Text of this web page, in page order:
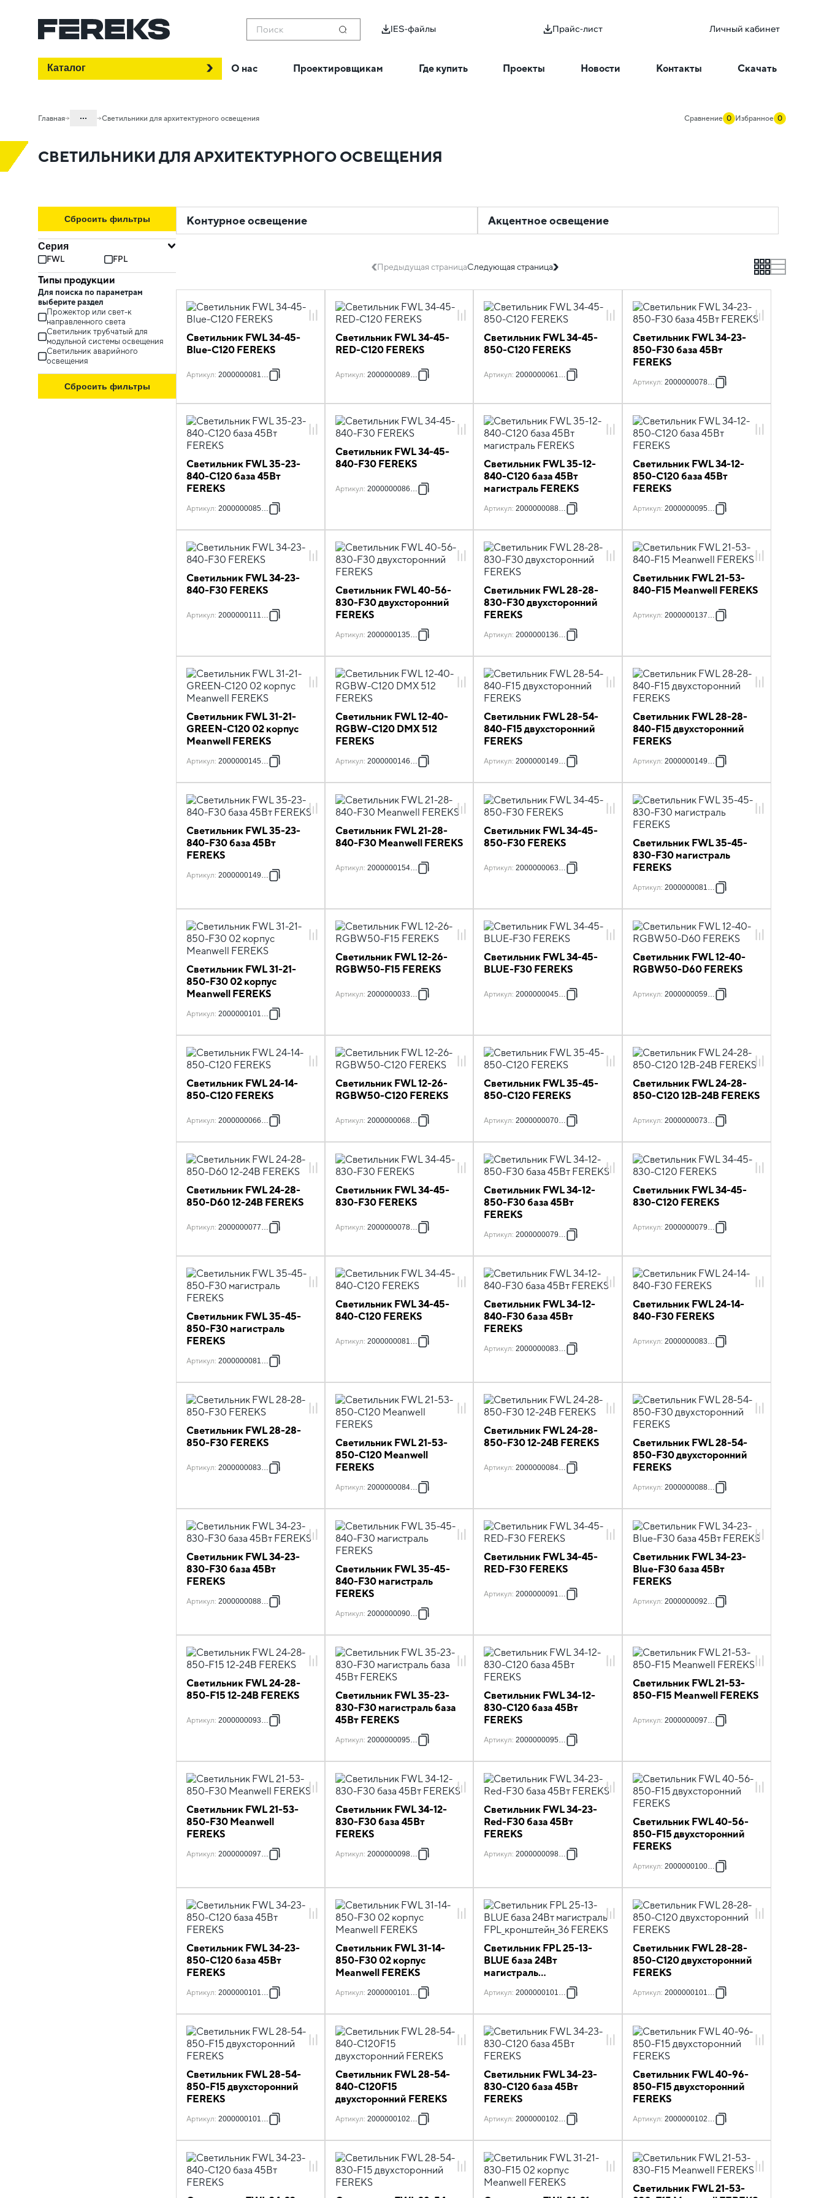
Поиск IES-файлы Прайс-лист Личный кабинет
Каталог О нас Проектировщикам Где купить Проекты Новости Контакты Скачать
Главная ... Светильники для архитектурного освещения Сравнение 0 Избранное 0
СВЕТИЛЬНИКИ ДЛЯ АРХИТЕКТУРНОГО ОСВЕЩЕНИЯ
Сбросить фильтры
Серия
FWL FPL
Типы продукции
Для поиска по параметрам
выберите раздел
Прожектор или cвет-к
направленного света
Светильник трубчатый для
модульной системы освещения
Светильник аварийного
освещения
Сбросить фильтры
Контурное освещение Акцентное освещение
Предыдущая страницаСледующая страница grid list
Светильник FWL 34-45-
Blue-С120 FEREKS
Артикул: 2000000081359
Светильник FWL 34-45-
RED-С120 FEREKS
Артикул: 2000000089911
Светильник FWL 34-45-
850-C120 FEREKS
Артикул: 2000000061610
Светильник FWL 34-23-
850-F30 база 45Вт
FEREKS
Артикул: 2000000078670
Светильник FWL 35-23-
840-С120 база 45Вт
FEREKS
Артикул: 2000000085593
Светильник FWL 34-45-
840-F30 FEREKS
Артикул: 2000000086002
Светильник FWL 35-12-
840-C120 база 45Вт
магистраль FEREKS
Артикул: 2000000088273
Светильник FWL 34-12-
850-C120 база 45Вт
FEREKS
Артикул: 2000000095806
Светильник FWL 34-23-
840-F30 FEREKS
Артикул: 2000000111032
Светильник FWL 40-56-
830-F30 двухсторонний
FEREKS
Артикул: 2000000135557
Светильник FWL 28-28-
830-F30 двухсторонний
FEREKS
Артикул: 2000000136943
Светильник FWL 21-53-
840-F15 Meanwell FEREKS
Артикул: 2000000137094
Светильник FWL 31-21-
GREEN-С120 02 корпус
Meanwell FEREKS
Артикул: 2000000145501
Светильник FWL 12-40-
RGBW-C120 DMX 512
FEREKS
Артикул: 2000000146218
Светильник FWL 28-54-
840-F15 двухсторонний
FEREKS
Артикул: 2000000149868
Светильник FWL 28-28-
840-F15 двухсторонний
FEREKS
Артикул: 2000000149875
Светильник FWL 35-23-
840-F30 база 45Вт
FEREKS
Артикул: 2000000149882
Светильник FWL 21-28-
840-F30 Meanwell FEREKS
Артикул: 2000000154336
Светильник FWL 34-45-
850-F30 FEREKS
Артикул: 2000000063201
Светильник FWL 35-45-
830-F30 магистраль
FEREKS
Артикул: 2000000081229
Светильник FWL 31-21-
850-F30 02 корпус
Meanwell FEREKS
Артикул: 2000000101835
Светильник FWL 12-26-
RGBW50-F15 FEREKS
Артикул: 2000000033136
Светильник FWL 34-45-
BLUE-F30 FEREKS
Артикул: 2000000045788
Светильник FWL 12-40-
RGBW50-D60 FEREKS
Артикул: 2000000059228
Светильник FWL 24-14-
850-C120 FEREKS
Артикул: 2000000066318
Светильник FWL 12-26-
RGBW50-C120 FEREKS
Артикул: 2000000068985
Светильник FWL 35-45-
850-C120 FEREKS
Артикул: 2000000070667
Светильник FWL 24-28-
850-C120 12В-24В FEREKS
Артикул: 2000000073903
Светильник FWL 24-28-
850-D60 12-24В FEREKS
Артикул: 2000000077758
Светильник FWL 34-45-
830-F30 FEREKS
Артикул: 2000000078892
Светильник FWL 34-12-
850-F30 база 45Вт
FEREKS
Артикул: 2000000079653
Светильник FWL 34-45-
830-C120 FEREKS
Артикул: 2000000079981
Светильник FWL 35-45-
850-F30 магистраль
FEREKS
Артикул: 2000000081236
Светильник FWL 34-45-
840-С120 FEREKS
Артикул: 2000000081243
Светильник FWL 34-12-
840-F30 база 45Вт
FEREKS
Артикул: 2000000083407
Светильник FWL 24-14-
840-F30 FEREKS
Артикул: 2000000083636
Светильник FWL 28-28-
850-F30 FEREKS
Артикул: 2000000083667
Светильник FWL 21-53-
850-C120 Meanwell
FEREKS
Артикул: 2000000084305
Светильник FWL 24-28-
850-F30 12-24В FEREKS
Артикул: 2000000084879
Светильник FWL 28-54-
850-F30 двухсторонний
FEREKS
Артикул: 2000000088488
Светильник FWL 34-23-
830-F30 база 45Вт
FEREKS
Артикул: 2000000088884
Светильник FWL 35-45-
840-F30 магистраль
FEREKS
Артикул: 2000000090528
Светильник FWL 34-45-
RED-F30 FEREKS
Артикул: 2000000091877
Светильник FWL 34-23-
Blue-F30 база 45Вт
FEREKS
Артикул: 2000000092867
Светильник FWL 24-28-
850-F15 12-24В FEREKS
Артикул: 2000000093949
Светильник FWL 35-23-
830-F30 магистраль база
45Вт FEREKS
Артикул: 2000000095660
Светильник FWL 34-12-
830-C120 база 45Вт
FEREKS
Артикул: 2000000095752
Светильник FWL 21-53-
850-F15 Meanwell FEREKS
Артикул: 2000000097664
Светильник FWL 21-53-
850-F30 Meanwell
FEREKS
Артикул: 2000000097718
Светильник FWL 34-12-
830-F30 база 45Вт
FEREKS
Артикул: 2000000098180
Светильник FWL 34-23-
Red-F30 база 45Вт
FEREKS
Артикул: 2000000098401
Светильник FWL 40-56-
850-F15 двухсторонний
FEREKS
Артикул: 2000000100166
Светильник FWL 34-23-
850-C120 база 45Вт
FEREKS
Артикул: 2000000101309
Светильник FWL 31-14-
850-F30 02 корпус
Meanwell FEREKS
Артикул: 2000000101538
Светильник FPL 25-13-
BLUE база 24Вт
магистраль
FPL_кронштейн_36
FEREKS
Артикул: 2000000101613
Светильник FWL 28-28-
850-C120 двухсторонний
FEREKS
Артикул: 2000000101866
Светильник FWL 28-54-
850-F15 двухсторонний
FEREKS
Артикул: 2000000101873
Светильник FWL 28-54-
840-C120F15
двухсторонний FEREKS
Артикул: 2000000102085
Светильник FWL 34-23-
830-C120 база 45Вт
FEREKS
Артикул: 2000000102269
Светильник FWL 40-96-
850-F15 двухсторонний
FEREKS
Артикул: 2000000102733
Светильник FWL 21-53-